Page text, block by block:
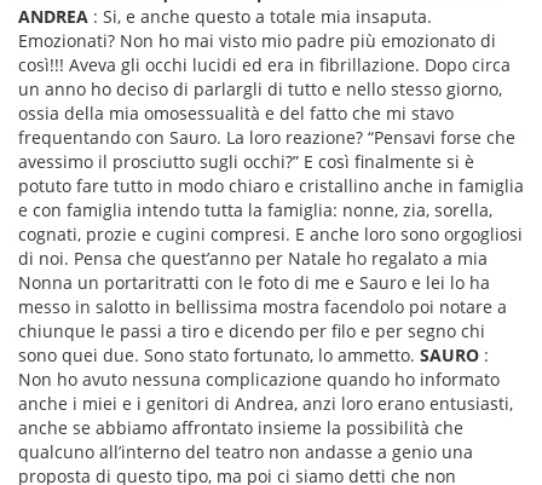
ANDREA : Si, e anche questo a totale mia insaputa.
Emozionati? Non ho mai visto mio padre più emozionato di
così!!! Aveva gli occhi lucidi ed era in fibrillazione. Dopo circa
un anno ho deciso di parlargli di tutto e nello stesso giorno,
ossia della mia omosessualità e del fatto che mi stavo
frequentando con Sauro. La loro reazione? “Pensavi forse che
avessimo il prosciutto sugli occhi?” E così finalmente si è
potuto fare tutto in modo chiaro e cristallino anche in famiglia
e con famiglia intendo tutta la famiglia: nonne, zia, sorella,
cognati, prozie e cugini compresi. E anche loro sono orgogliosi
di noi. Pensa che quest’anno per Natale ho regalato a mia
Nonna un portaritratti con le foto di me e Sauro e lei lo ha
messo in salotto in bellissima mostra facendolo poi notare a
chiunque le passi a tiro e dicendo per filo e per segno chi
sono quei due. Sono stato fortunato, lo ammetto. SAURO :
Non ho avuto nessuna complicazione quando ho informato
anche i miei e i genitori di Andrea, anzi loro erano entusiasti,
anche se abbiamo affrontato insieme la possibilità che
qualcuno all’interno del teatro non andasse a genio una
proposta di questo tipo, ma poi ci siamo detti che non